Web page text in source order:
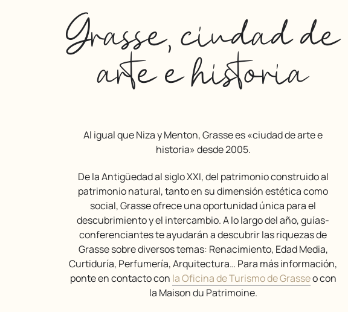
Grasse, ciudad de
arte e historia
Al igual que Niza y Menton, Grasse es «ciudad de arte e
historia» desde 2005.
De la Antigüedad al siglo XXI, del patrimonio construido al
patrimonio natural, tanto en su dimensión estética como
social, Grasse ofrece una oportunidad única para el
descubrimiento y el intercambio. A lo largo del año, guías-
conferenciantes te ayudarán a descubrir las riquezas de
Grasse sobre diversos temas: Renacimiento, Edad Media,
Curtiduría, Perfumería, Arquitectura… Para más información,
ponte en contacto con la Oficina de Turismo de Grasseo con
la Maison du Patrimoine.